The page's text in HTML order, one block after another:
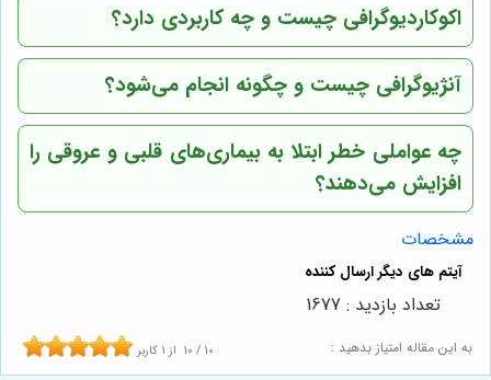
اکوکاردیوگرافی چیست و چه کاربردی دارد؟
آنژیوگرافی چیست و چگونه انجام می‌شود؟
چه عواملی خطر ابتلا به بیماری‌های قلبی و عروقی را
افزایش می‌دهند؟
مشخصات
به این مقاله امتیاز بدهید : 10 / 10 از 1 کاربر
تعداد بازدید : 1677